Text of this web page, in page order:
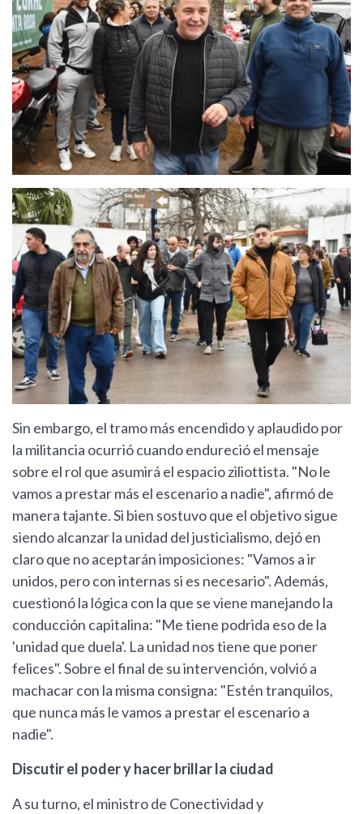
Sin embargo, el tramo más encendido y aplaudido por
la militancia ocurrió cuando endureció el mensaje
sobre el rol que asumirá el espacio ziliottista. "No le
vamos a prestar más el escenario a nadie", afirmó de
manera tajante. Si bien sostuvo que el objetivo sigue
siendo alcanzar la unidad del justicialismo, dejó en
claro que no aceptarán imposiciones: "Vamos a ir
unidos, pero con internas si es necesario". Además,
cuestionó la lógica con la que se viene manejando la
conducción capitalina: "Me tiene podrida eso de la
'unidad que duela'. La unidad nos tiene que poner
felices". Sobre el final de su intervención, volvió a
machacar con la misma consigna: "Estén tranquilos,
que nunca más le vamos a prestar el escenario a
nadie".
Discutir el poder y hacer brillar la ciudad
A su turno, el ministro de Conectividad y